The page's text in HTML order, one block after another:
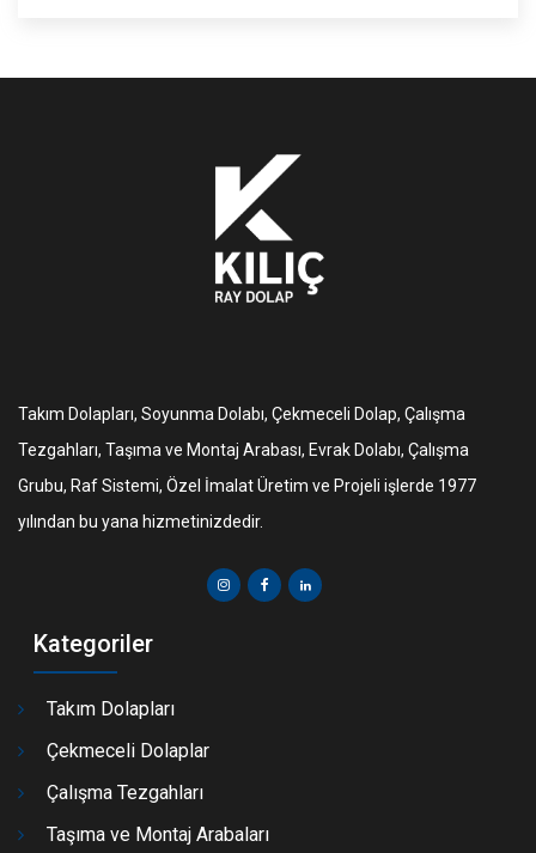
Takım Dolapları, Soyunma Dolabı, Çekmeceli Dolap, Çalışma
Tezgahları, Taşıma ve Montaj Arabası, Evrak Dolabı, Çalışma
Grubu, Raf Sistemi, Özel İmalat Üretim ve Projeli işlerde 1977
yılından bu yana hizmetinizdedir.
Kategoriler
Takım Dolapları
Çekmeceli Dolaplar
Çalışma Tezgahları
Taşıma ve Montaj Arabaları